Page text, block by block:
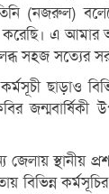
(নজরুল)
করেছি। এ আমার
সহজ সত্যের
ছাড়াও
জন্মবার্ষিকী
জেলায় স্থানীয়
বিভিন্ন